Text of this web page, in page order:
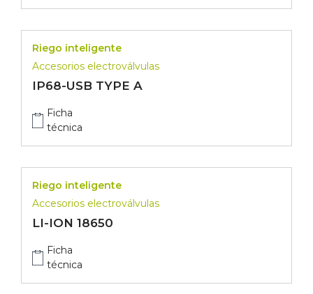
Riego inteligente
Accesorios electroválvulas
IP68-USB TYPE A
Ficha
técnica
Riego inteligente
Accesorios electroválvulas
LI-ION 18650
Ficha
técnica